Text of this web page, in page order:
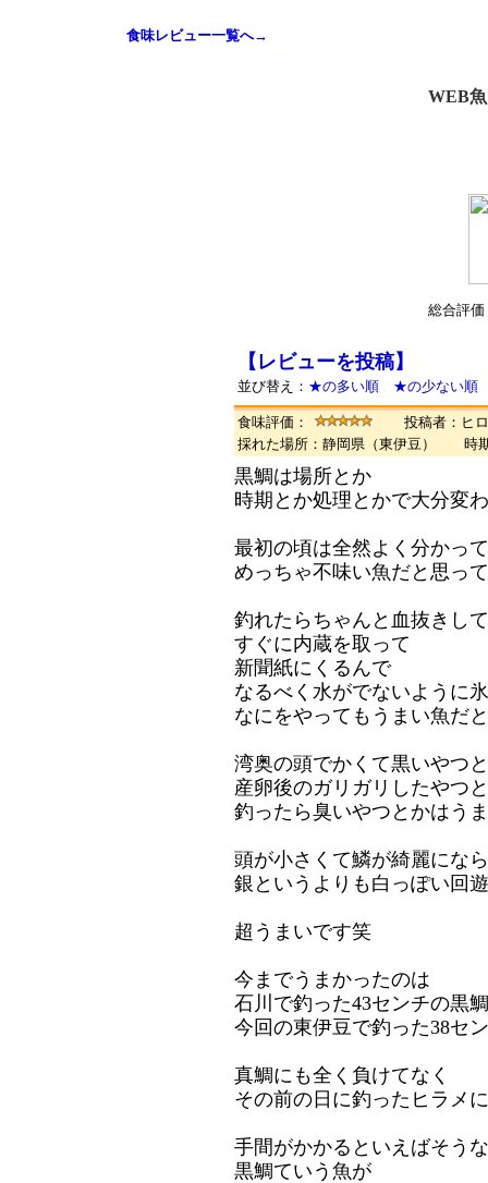
食味レビュー一覧へ→
WEB
総合評価
【レビューを投稿】
並び替え： ★の多い順 ★の少ない順
食味評価：
投稿者：ヒロ
採れた場所：静岡県（東伊豆） 時
黒鯛は場所とか
時期とか処理とかで大分変
最初の頃は全然よく分かっ
めっちゃ不味い魚だと思っ
釣れたらちゃんと血抜きして
すぐに内蔵を取って
新聞紙にくるんで
なるべく水がでないように
なにをやってもうまい魚だ
湾奥の頭でかくて黒いやつ
産卵後のガリガリしたやつ
釣ったら臭いやつとかはう
頭が小さくて鱗が綺麗にな
銀というよりも白っぽい回
超うまいです笑
今までうまかったのは
石川で釣った43センチの黒
今回の東伊豆で釣った38セ
真鯛にも全く負けてなく
その前の日に釣ったヒラメ
手間がかかるといえばそう
黒鯛ていう魚が